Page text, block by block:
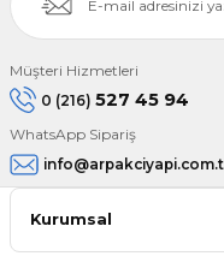
Müşteri Hizmetleri
0 (216) 527 45 94
WhatsApp Sipariş
Kurumsal